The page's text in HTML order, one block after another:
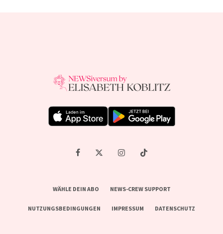
WÄHLE DEIN ABO NEWS-CREW SUPPORT
NUTZUNGSBEDINGUNGEN IMPRESSUM DATENSCHUTZ